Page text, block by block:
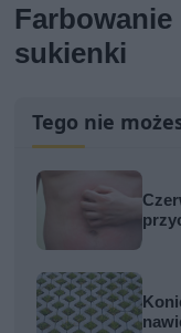
sukienki
Tego nie